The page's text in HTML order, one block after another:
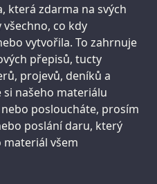
která zdarma na svých
co kdy
vytvořila. To zahrnuje
přepisů, tucty
projevů, deníků a
si našeho materiálu
posloucháte, prosím
poslání daru, který
všem